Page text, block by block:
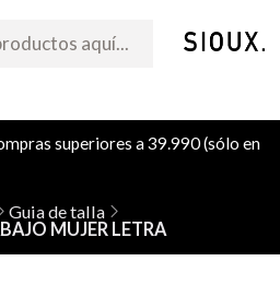
superiores a 39.990 (sólo en
Guia de talla
MUJER LETRA